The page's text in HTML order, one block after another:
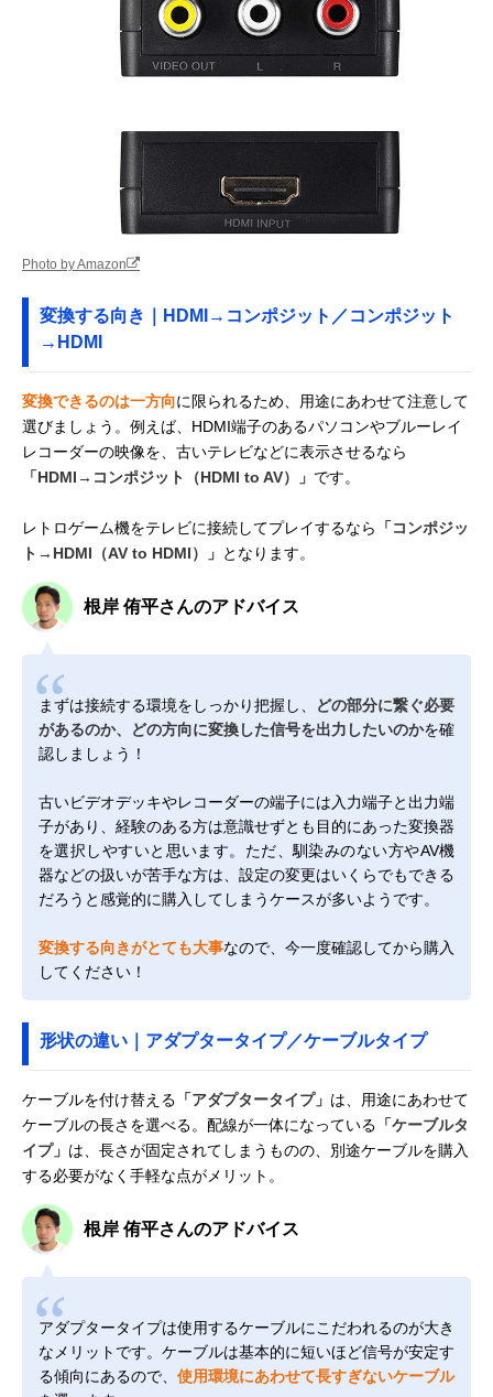
Photo by Amazon
変換する向き｜HDMI→コンポジット／コンポジット
→HDMI
変換できるのは一方向に限られるため、用途にあわせて注意して
選びましょう。例えば、HDMI端子のあるパソコンやブルーレイ
レコーダーの映像を、古いテレビなどに表示させるなら
「HDMI→コンポジット（HDMI to AV）」 です。
レトロゲーム機をテレビに接続してプレイするなら
「コンポジッ
ト→HDMI（AV to HDMI）」 となります。
根岸 侑平さんのアドバイス
まずは接続する環境をしっかり把握し、
どの部分に繋ぐ必要
があるのか、どの方向に変換した信号を出力したいのかを確
認しましょう！
古いビデオデッキやレコーダーの端子には入力端子と出力端
子があり、経験のある方は意識せずとも目的にあった変換器
を選択しやすいと思います。ただ、馴染みのない方やAV機
器などの扱いが苦手な方は、設定の変更はいくらでもできる
だろうと感覚的に購入してしまうケースが多いようです。
変換する向きがとても大事なので、今一度確認してから購入
してください！
形状の違い｜アダプタータイプ／ケーブルタイプ
ケーブルを付け替える 「アダプタータイプ」 は、用途にあわせて
ケーブルの長さを選べる。配線が一体になっている 「ケーブルタ
イプ」 は、長さが固定されてしまうものの、別途ケーブルを購入
する必要がなく手軽な点がメリット。
根岸 侑平さんのアドバイス
アダプタータイプは使用するケーブルにこだわれるのが大き
なメリットです。ケーブルは基本的に短いほど信号が安定す
る傾向にあるので、 使用環境にあわせて長すぎないケーブル